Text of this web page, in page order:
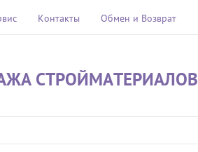
Контакты Обмен и Возврат
СТРОЙМАТЕРИАЛОВ